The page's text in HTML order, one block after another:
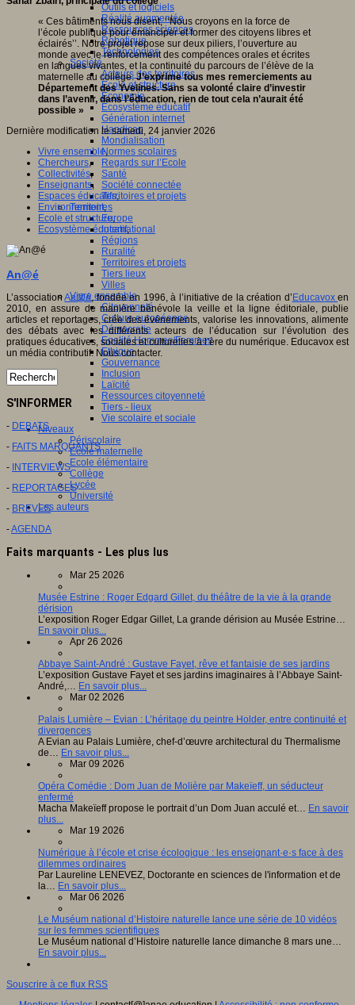
Outils et logiciels
Réalité augmentée
Ressources sciences
Robotique
Technologies
Société
Acteurs des territoires
Ecole et structure
Economie
Ecosystème éducatif
Génération internet
Handicap
Mondialisation
Normes scolaires
Regards sur l’Ecole
Santé
Société connectée
Territoires et projets
Territoires
Europe
International
Régions
Ruralité
Territoires et projets
Tiers lieux
Villes
Vivre ensemble
Citoyenneté
Culture européenne
Démocratie
Egalité Hommes/Femmes
Ethique
Gouvernance
Inclusion
Laïcité
Ressources citoyenneté
Tiers - lieux
Vie scolaire et sociale
Niveaux
Périscolaire
Ecole maternelle
Ecole élémentaire
Collège
Lycée
Université
Les auteurs
« Ces bâtiments nous disent, ‘‘Nous croyons en la force de
l’école publique pour émanciper et former des citoyens libres et
éclairés’’. Notre projet repose sur deux piliers, l’ouverture au
monde avec le renforcement des compétences orales et écrites
en langues vivantes, et la continuité du parcours de l’élève de la
maternelle au collège.J’exprime tous mes remerciements au
Département des Yvelines. Sans sa volonté claire d’investir
dans l’avenir, dans l’éducation, rien de tout cela n’aurait été
possible »
Dernière modification le samedi, 24 janvier 2026
Vivre ensemble,
Chercheurs,
Collectivités,
Enseignants,
Espaces éducatifs,
Environnement,
Ecole et structure,
Ecosystème éducatif,
An@é
L’associationAn@é, fondée en 1996, à l’initiative de la création d’ Educavoxen
2010, en assure de manière bénévole la veille et la ligne éditoriale, publie
articles et reportages, crée des événements, valorise les innovations, alimente
des débats avec les différents acteurs de l’éducation sur l’évolution des
pratiques éducatives, sociales et culturelles à l’ère du numérique. Educavox est
un média contributif. Nous contacter.
S'INFORMER
- DEBATS
- FAITS MARQUANTS
- INTERVIEWS
- REPORTAGES
- BREVES
-AGENDA
Faits marquants - Les plus lus
Mar 25 2026
Musée Estrine : Roger Edgard Gillet, du théâtre de la vie à la grande
dérision
L’exposition Roger Edgar Gillet, La grande dérision au Musée Estrine…
En savoir plus...
Apr 26 2026
Abbaye Saint-André : Gustave Fayet, rêve et fantaisie de ses jardins
L’exposition Gustave Fayet et ses jardins imaginaires à l’Abbaye Saint-
André,… En savoir plus...
Mar 02 2026
Palais Lumière – Evian : L’héritage du peintre Holder, entre continuité et
divergences
A Evian au Palais Lumière, chef-d’œuvre architectural du Thermalisme
de… En savoir plus...
Mar 09 2026
Opéra Comédie : Dom Juan de Molière par Makeïeff, un séducteur
enfermé
Macha Makeïeff propose le portrait d’un Dom Juan acculé et… En savoir
plus...
Mar 19 2026
Numérique à l’école et crise écologique : les enseignant·e·s face à des
dilemmes ordinaires
Par Laureline LENEVEZ, Doctorante en sciences de l'information et de
la… En savoir plus...
Mar 06 2026
Le Muséum national d’Histoire naturelle lance une série de 10 vidéos
sur les femmes scientifiques
Le Muséum national d’Histoire naturelle lance dimanche 8 mars une…
En savoir plus...
Souscrire à ce flux RSS